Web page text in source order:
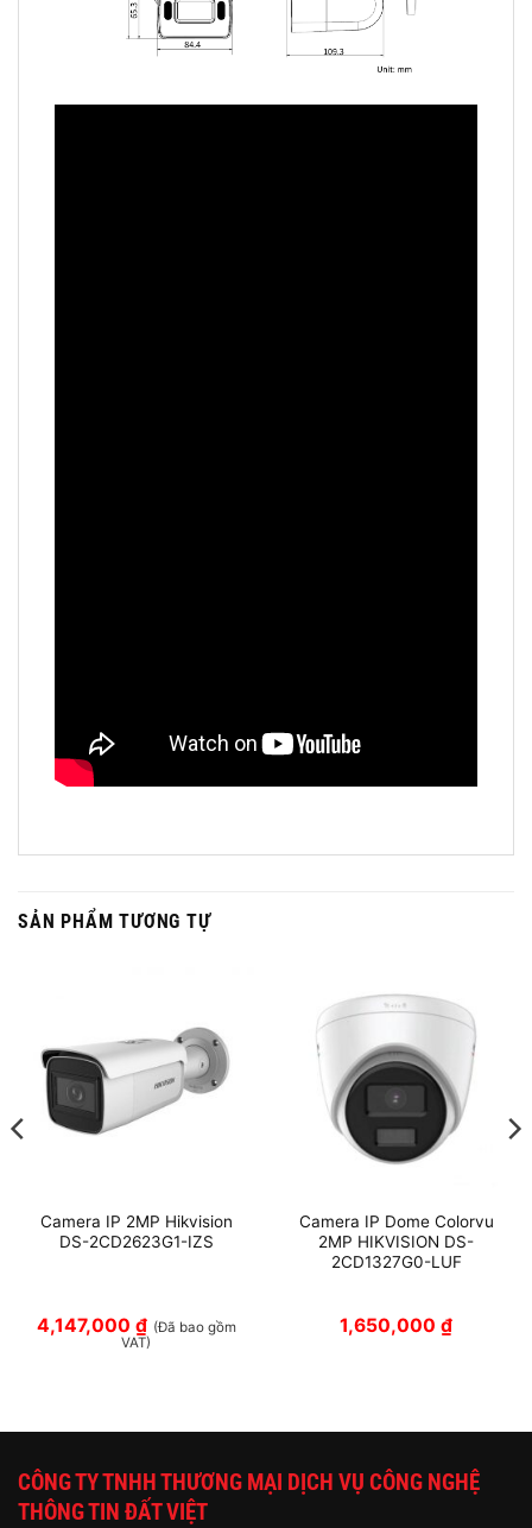
SẢN PHẨM TƯƠNG TỰ
Camera IP 2MP Hikvision
DS-2CD2623G1-IZS
4,147,000 ₫ (Đã bao gồm
VAT)
Camera IP Dome Colorvu
2MP HIKVISION DS-
2CD1327G0-LUF
1,650,000 ₫
CÔNG TY TNHH THƯƠNG MẠI DỊCH VỤ CÔNG NGHỆ
THÔNG TIN ĐẤT VIỆT